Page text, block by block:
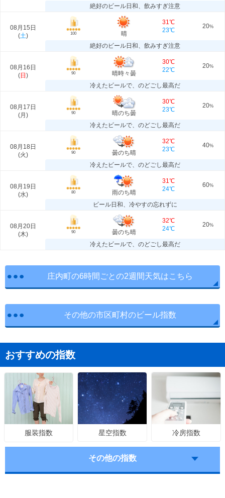
絶好のビール日和、飲みすぎ注意
08月15日
(土) 100 晴
31℃
23℃
20%
絶好のビール日和、飲みすぎ注意
08月16日
(日 ) 90 晴時々曇
30℃
22℃
20%
冷えたビールで、のどごし最高だ
08月17日
(月 ) 90 晴のち曇
30℃
23℃
20%
冷えたビールで、のどごし最高だ
08月18日
(火) 90 曇のち晴
32℃
23℃
40%
冷えたビールで、のどごし最高だ
08月19日
(水) 80 雨のち晴
31℃
24℃
60%
ビール日和、冷やすの忘れずに
08月20日
(木) 90 曇のち晴
32℃
24℃
20%
冷えたビールで、のどごし最高だ
庄内町の6時間ごとの2週間天気はこちら
その他の市区町村のビール指数
おすすめの指数
服装指数 星空指数 冷房指数
その他の指数